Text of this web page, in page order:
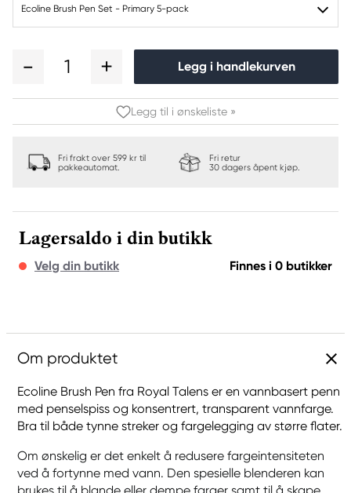
Ecoline Brush Pen Set - Primary 5-pack
1 Legg i handlekurven
Legg til i ønskeliste »
Fri frakt over 599 kr til
pakkeautomat.
Fri retur
30 dagers åpent kjøp.
Lagersaldo i din butikk
Velg din butikk Finnes i 0 butikker
Om produktet
Ecoline Brush Pen fra Royal Talens er en vannbasert penn
med penselspiss og konsentrert, transparent vannfarge.
Bra til både tynne streker og fargelegging av større flater.
Om ønskelig er det enkelt å redusere fargeintensiteten
ved å fortynne med vann. Den spesielle blenderen kan